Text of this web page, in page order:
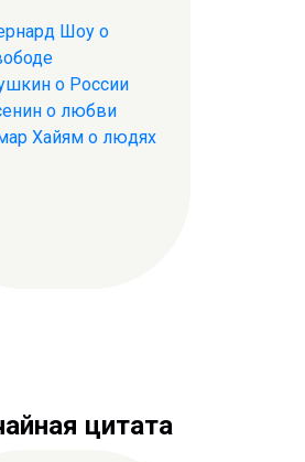
Шоу о
о России
о любви
Хайям о людях
цитата